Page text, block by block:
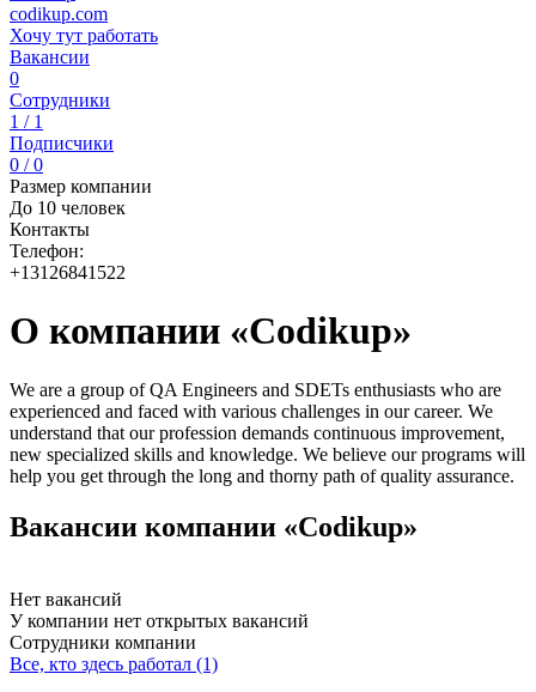
codikup.com
Хочу тут работать
Вакансии
0
Сотрудники
1 / 1
Подписчики
0 / 0
Размер компании
До 10 человек
Контакты
Телефон:
+13126841522
О компании «Codikup»
We are a group of QA Engineers and SDETs enthusiasts who are
experienced and faced with various challenges in our career. We
understand that our profession demands continuous improvement,
new specialized skills and knowledge. We believe our programs will
help you get through the long and thorny path of quality assurance.
Вакансии компании «Codikup»
Нет вакансий
У компании нет открытых вакансий
Сотрудники компании
Все, кто здесь работал (1)